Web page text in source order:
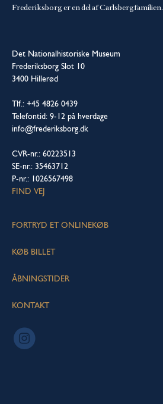
Frederiksborg er en del af Carlsbergfamilien.
Det Nationalhistoriske Museum
Frederiksborg Slot 10
3400 Hillerød
Tlf.: +45 4826 0439
Telefontid: 9-12 på hverdage
info@frederiksborg.dk
CVR-nr.: 60223513
SE-nr.: 35463712
P-nr.: 1026567498
FIND VEJ
FORTRYD ET ONLINEKØB
KØB BILLET
ÅBNINGSTIDER
KONTAKT